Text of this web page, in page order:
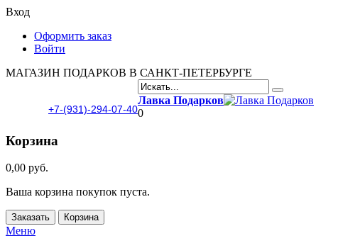
Вход
Оформить заказ
Войти
МАГАЗИН ПОДАРКОВ В САНКТ-ПЕТЕРБУРГЕ
+7-(931)-294-07-40
Лавка Подарков
0
Корзина
0,00 руб.
Ваша корзина покупок пуста.
Заказать Корзина
Меню